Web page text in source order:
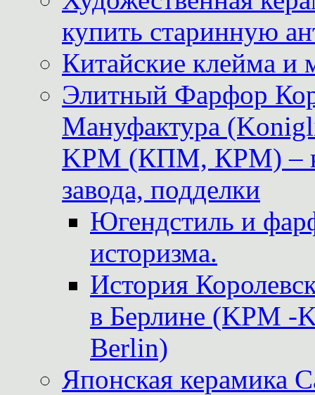
купить старинную
Китайские клейма и
Элитный Фарфор
Мануфактура
KPM (КПМ, КРМ) –
завода, подделки
Югендстиль и
историзма.
История
в Берлине (KPM -
Berlin)
Японская керамика